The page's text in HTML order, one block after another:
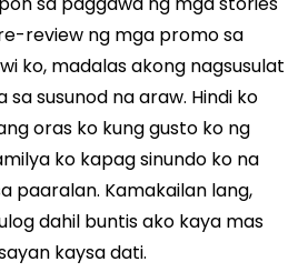
review ng mga promo sa
ko, madalas akong nagsusulat
susunod na araw. Hindi ko
oras ko kung gusto ko ng
ko kapag sinundo ko na
paaralan. Kamakailan lang,
dahil buntis ako kaya mas
kaysa dati.